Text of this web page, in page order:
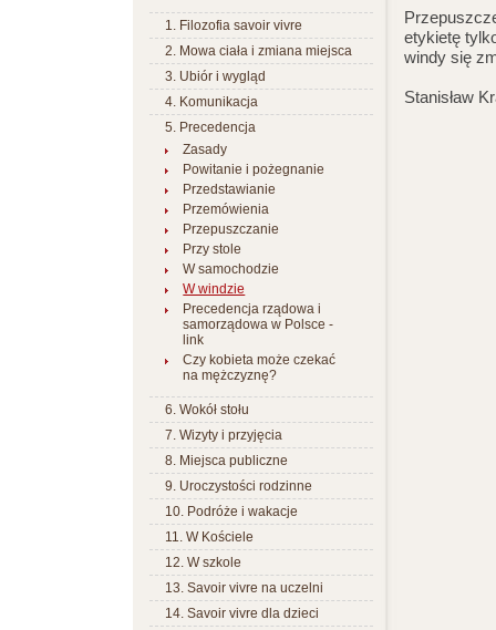
1. Filozofia savoir vivre
2. Mowa ciała i zmiana miejsca
3. Ubiór i wygląd
4. Komunikacja
5. Precedencja
Zasady
Powitanie i pożegnanie
Przedstawianie
Przemówienia
Przepuszczanie
Przy stole
W samochodzie
W windzie
Precedencja rządowa i
samorządowa w Polsce -
link
Czy kobieta może czekać
na mężczyznę?
6. Wokół stołu
7. Wizyty i przyjęcia
8. Miejsca publiczne
9. Uroczystości rodzinne
10. Podróże i wakacje
11. W Kościele
12. W szkole
13. Savoir vivre na uczelni
14. Savoir vivre dla dzieci
etykietę
windy się
Stanisław